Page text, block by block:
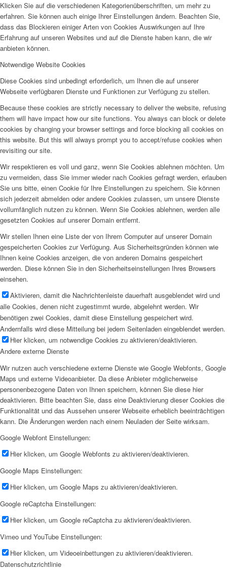
BLOG
Events
Mitglied werden!
Menü
Klicken Sie auf die verschiedenen Kategorienüberschriften, um mehr zu
erfahren. Sie können auch einige Ihrer Einstellungen ändern. Beachten Sie,
dass das Blockieren einiger Arten von Cookies Auswirkungen auf Ihre
Erfahrung auf unseren Websites und auf die Dienste haben kann, die wir
anbieten können.
Notwendige Website Cookies
Diese Cookies sind unbedingt erforderlich, um Ihnen die auf unserer
Webseite verfügbaren Dienste und Funktionen zur Verfügung zu stellen.
Because these cookies are strictly necessary to deliver the website, refusing
them will have impact how our site functions. You always can block or delete
cookies by changing your browser settings and force blocking all cookies on
this website. But this will always prompt you to accept/refuse cookies when
revisiting our site.
Wir respektieren es voll und ganz, wenn Sie Cookies ablehnen möchten. Um
zu vermeiden, dass Sie immer wieder nach Cookies gefragt werden, erlauben
Sie uns bitte, einen Cookie für Ihre Einstellungen zu speichern. Sie können
sich jederzeit abmelden oder andere Cookies zulassen, um unsere Dienste
vollumfänglich nutzen zu können. Wenn Sie Cookies ablehnen, werden alle
gesetzten Cookies auf unserer Domain entfernt.
Wir stellen Ihnen eine Liste der von Ihrem Computer auf unserer Domain
gespeicherten Cookies zur Verfügung. Aus Sicherheitsgründen können wie
Ihnen keine Cookies anzeigen, die von anderen Domains gespeichert
werden. Diese können Sie in den Sicherheitseinstellungen Ihres Browsers
einsehen.
Aktivieren, damit die Nachrichtenleiste dauerhaft ausgeblendet wird und
alle Cookies, denen nicht zugestimmt wurde, abgelehnt werden. Wir
benötigen zwei Cookies, damit diese Einstellung gespeichert wird.
Andernfalls wird diese Mitteilung bei jedem Seitenladen eingeblendet werden.
Hier klicken, um notwendige Cookies zu aktivieren/deaktivieren.
Andere externe Dienste
Wir nutzen auch verschiedene externe Dienste wie Google Webfonts, Google
Maps und externe Videoanbieter. Da diese Anbieter möglicherweise
personenbezogene Daten von Ihnen speichern, können Sie diese hier
deaktivieren. Bitte beachten Sie, dass eine Deaktivierung dieser Cookies die
Funktionalität und das Aussehen unserer Webseite erheblich beeinträchtigen
kann. Die Änderungen werden nach einem Neuladen der Seite wirksam.
Google Webfont Einstellungen:
Hier klicken, um Google Webfonts zu aktivieren/deaktivieren.
Google Maps Einstellungen:
Hier klicken, um Google Maps zu aktivieren/deaktivieren.
Google reCaptcha Einstellungen:
Hier klicken, um Google reCaptcha zu aktivieren/deaktivieren.
Vimeo und YouTube Einstellungen:
Hier klicken, um Videoeinbettungen zu aktivieren/deaktivieren.
Datenschutzrichtlinie